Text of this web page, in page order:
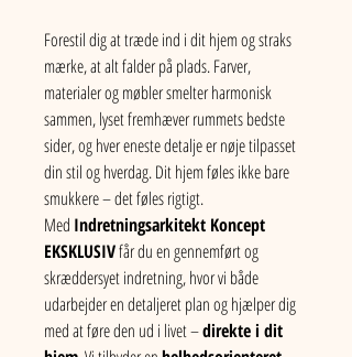
Forestil dig at træde ind i dit hjem og straks
mærke, at alt falder på plads. Farver,
materialer og møbler smelter harmonisk
sammen, lyset fremhæver rummets bedste
sider, og hver eneste detalje er nøje tilpasset
din stil og hverdag. Dit hjem føles ikke bare
smukkere – det føles rigtigt.
Med Indretningsarkitekt Koncept
EKSKLUSIV får du en gennemført og
skræddersyet indretning, hvor vi både
udarbejder en detaljeret plan og hjælper dig
med at føre den ud i livet – direkte i dit